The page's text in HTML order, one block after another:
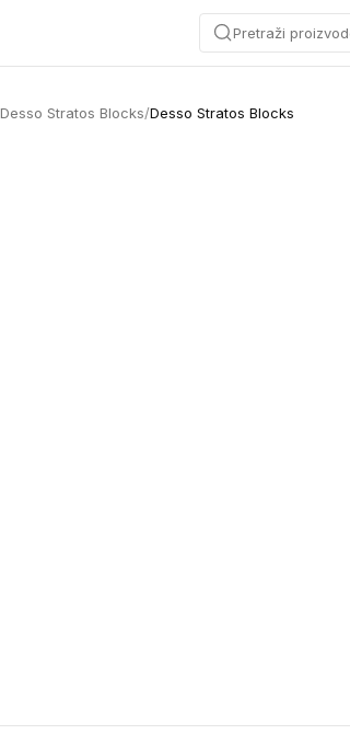
Pretraži
Desso Stratos Blocks/Desso Stratos Blocks